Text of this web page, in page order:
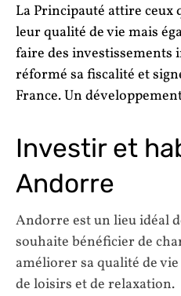
La Principauté attire
leur qualité de vie mais
faire des
réformé sa fiscalité et
France. Un
Investir et
Andorre
Andorre est un lieu idéal
souhaite bénéficier de
améliorer sa qualité de
de loisirs et de relaxation.